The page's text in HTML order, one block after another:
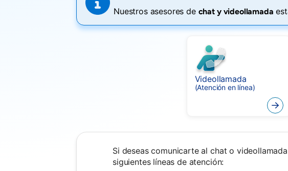
Nuestros asesores de chat y videollamada
Videollamada
(Atención en línea)
Si deseas comunicarte al chat o
siguientes líneas de atención: